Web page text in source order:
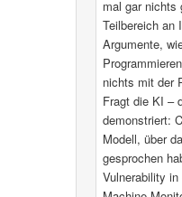
mal gar nichts
Teilbereich an
Argumente,
nichts mit der
Fragt die KI –
demonstriert:
Modell, über
gesprochen
Vulnerability